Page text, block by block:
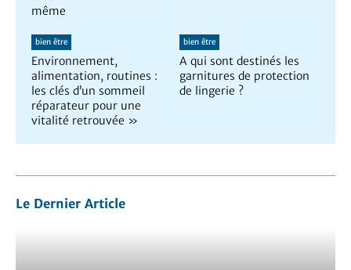
même
bien être
Environnement,
alimentation, routines :
les clés d’un sommeil
réparateur pour une
vitalité retrouvée »
bien être
A qui sont destinés les
garnitures de protection
de lingerie ?
Le Dernier Article